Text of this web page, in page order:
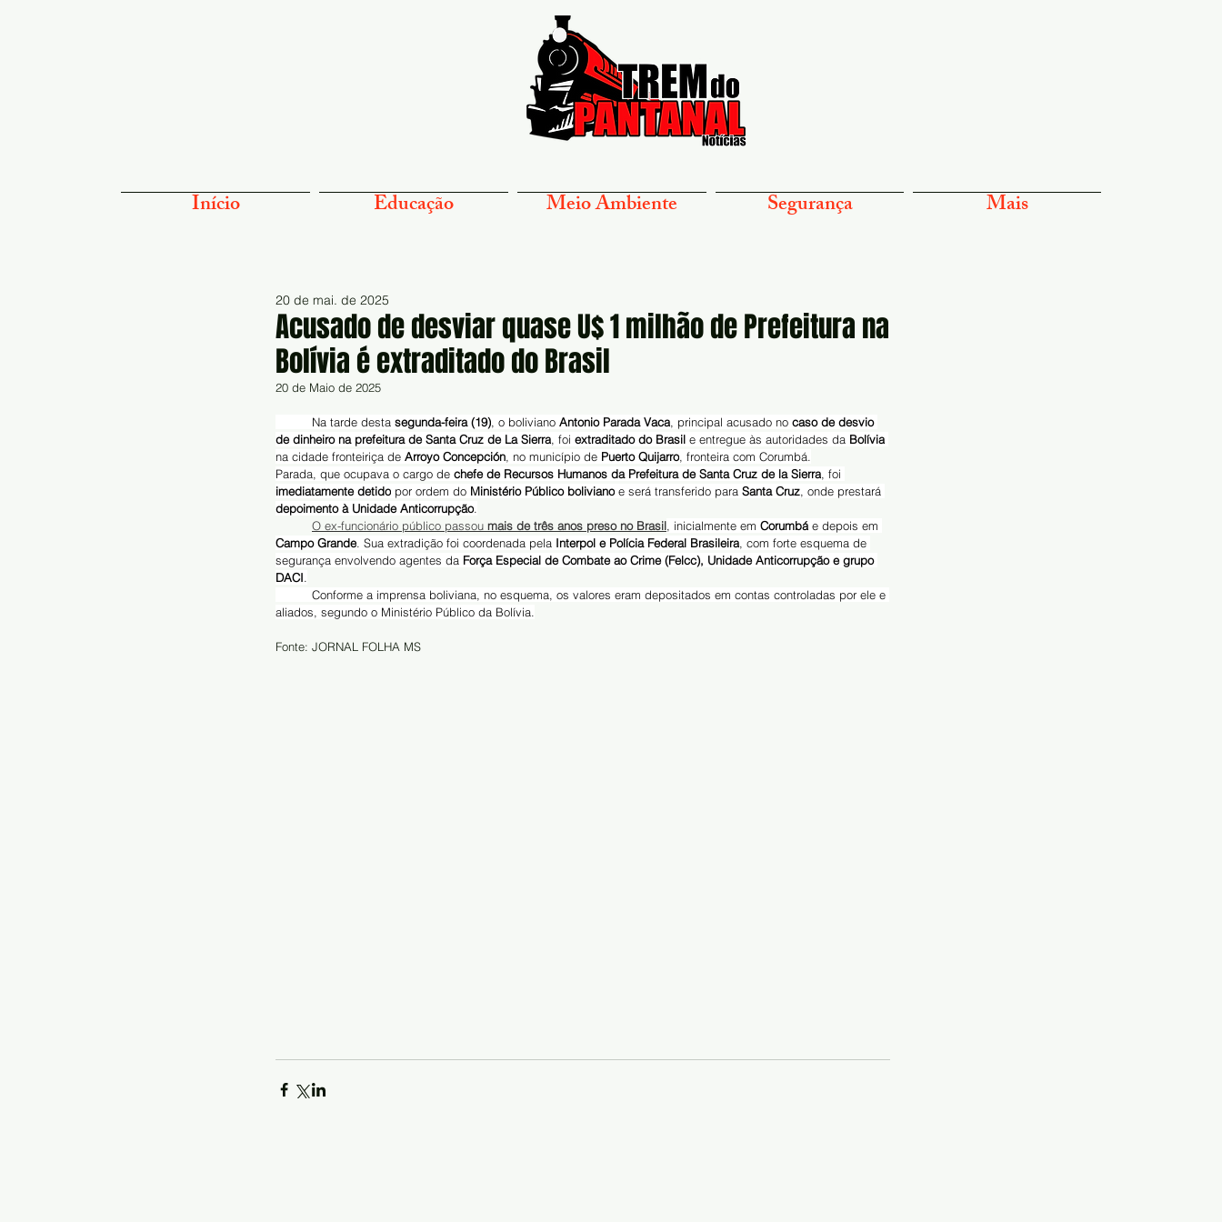
Início Educação Meio Ambiente Segurança Mais
Acusado de desviar quase U$ 1 milhão de Prefeitura na
Bolívia é extraditado do Brasil
20 de mai. de 2025
20 de Maio de 2025
	Na tarde desta
segunda-feira (19), o boliviano Antonio Parada Vaca, principal acusado no caso de desvio
de dinheiro na prefeitura de Santa Cruz de La Sierra, foi extraditado do Brasil e entregue às autoridades da Bolívia
na cidade fronteiriça de Arroyo Concepción, no município de Puerto Quijarro, fronteira com Corumbá.
Parada, que ocupava o cargo de chefe de Recursos Humanos da Prefeitura de Santa Cruz de la Sierra, foi
imediatamente detido por ordem do Ministério Público boliviano e será transferido para Santa Cruz, onde prestará
depoimento à Unidade Anticorrupção.
O ex-funcionário público passou mais de três anos preso no Brasil, inicialmente em Corumbá e depois em
Campo Grande. Sua extradição foi coordenada pela Interpol e Polícia Federal Brasileira, com forte esquema de
segurança envolvendo agentes da Força Especial de Combate ao Crime (Felcc), Unidade Anticorrupção e grupo
DACI.
aliados, segundo o Ministério Público da Bolívia.
Fonte: JORNAL FOLHA MS